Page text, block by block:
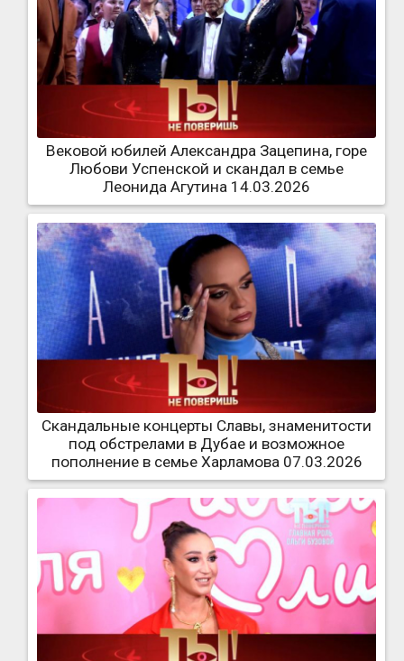
Вековой юбилей Александра Зацепина, горе
Любови Успенской и скандал в семье
Леонида Агутина 14.03.2026
Скандальные концерты Славы, знаменитости
под обстрелами в Дубае и возможное
пополнение в семье Харламова 07.03.2026